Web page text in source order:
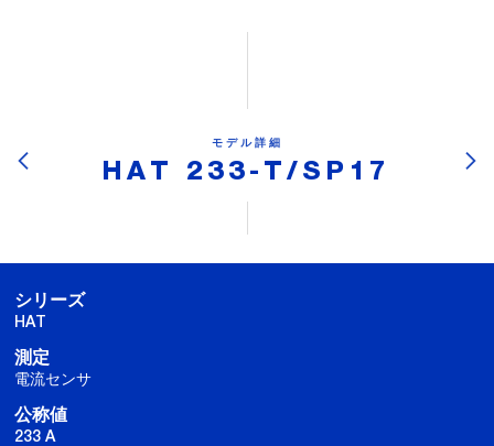
モデル詳細
HAT 233-T/SP17
シリーズ
HAT
測定
電流センサ
公称値
233 A